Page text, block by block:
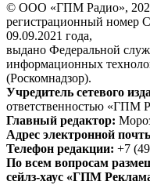
© ООО «ГПМ Радио»,
регистрационный
09.09.2021 года,
выдано Федеральной
информационных
(Роскомнадзор).
Учредитель сетевого
ответственностью «ГПМ
Главный редактор:
Адрес электронной
Телефон редакции: +7
По всем вопросам
сейлз-хаус «ГПМ